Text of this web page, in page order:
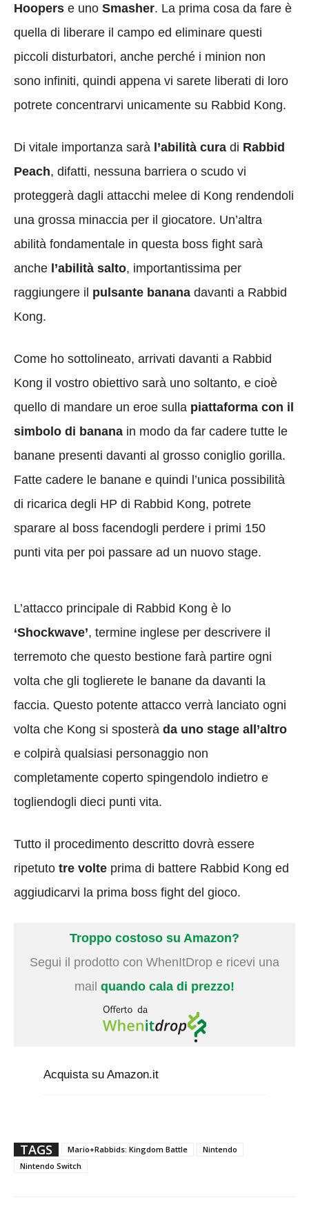
Hoopers e uno Smasher. La prima cosa da fare è
quella di liberare il campo ed eliminare questi
piccoli disturbatori, anche perché i minion non
sono infiniti, quindi appena vi sarete liberati di loro
potrete concentrarvi unicamente su Rabbid Kong.
Di vitale importanza sarà l’abilità cura di Rabbid
Peach, difatti, nessuna barriera o scudo vi
proteggerà dagli attacchi melee di Kong rendendoli
una grossa minaccia per il giocatore. Un’altra
abilità fondamentale in questa boss fight sarà
anche l’abilità salto, importantissima per
raggiungere il pulsante banana davanti a Rabbid
Kong.
Come ho sottolineato, arrivati davanti a Rabbid
Kong il vostro obiettivo sarà uno soltanto, e cioè
quello di mandare un eroe sulla piattaforma con il
simbolo di banana in modo da far cadere tutte le
banane presenti davanti al grosso coniglio gorilla.
Fatte cadere le banane e quindi l’unica possibilità
di ricarica degli HP di Rabbid Kong, potrete
sparare al boss facendogli perdere i primi 150
punti vita per poi passare ad un nuovo stage.
L’attacco principale di Rabbid Kong è lo
‘Shockwave’, termine inglese per descrivere il
terremoto che questo bestione farà partire ogni
volta che gli toglierete le banane da davanti la
faccia. Questo potente attacco verrà lanciato ogni
volta che Kong si sposterà da uno stage all’altro
e colpirà qualsiasi personaggio non
completamente coperto spingendolo indietro e
togliendogli dieci punti vita.
Tutto il procedimento descritto dovrà essere
ripetuto tre volte prima di battere Rabbid Kong ed
aggiudicarvi la prima boss fight del gioco.
Troppo costoso su Amazon?
Segui il prodotto con WhenItDrop e ricevi una
mail quando cala di prezzo!
Acquista su Amazon.it
TAGS Mario+Rabbids: Kingdom Battle
Nintendo
Nintendo Switch